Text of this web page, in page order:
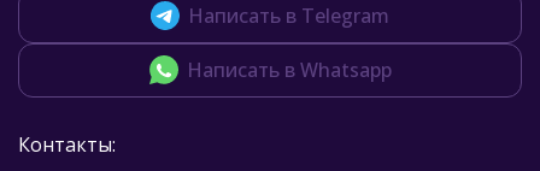
Написать в Telegram
Написать в Whatsapp
Контакты: